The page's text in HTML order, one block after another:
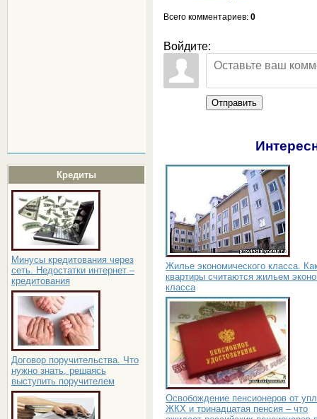
Кредиты
Минусы кредитования через
сеть. Недостатки интернет –
кредитования
Договор поручительства. Что
нужно знать, решаясь
выступить поручителем
Всего комментариев: 0
Войдите:
Отправить
Жилье экономического класса.
квартиры считаются жильем
класса
Освобождение пенсионеров от
ЖКХ и тринадцатая пенсия – что